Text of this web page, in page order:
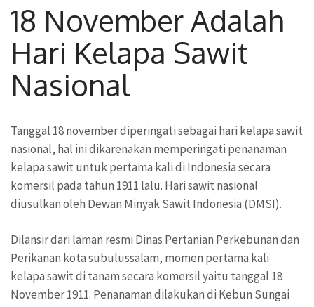
18 November Adalah
Hari Kelapa Sawit
Nasional
Tanggal 18 november diperingati sebagai hari kelapa sawit
nasional, hal ini dikarenakan memperingati penanaman
kelapa sawit untuk pertama kali di Indonesia secara
komersil pada tahun 1911 lalu. Hari sawit nasional
diusulkan oleh Dewan Minyak Sawit Indonesia (DMSI).
Dilansir dari laman resmi Dinas Pertanian Perkebunan dan
Perikanan kota subulussalam, momen pertama kali
kelapa sawit di tanam secara komersil yaitu tanggal 18
November 1911. Penanaman dilakukan di Kebun Sungai